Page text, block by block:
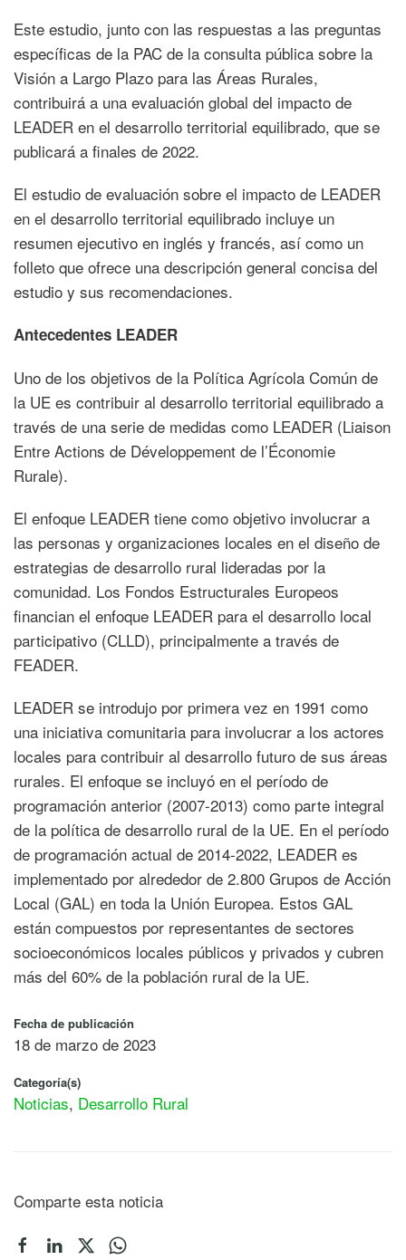
Este estudio, junto con las respuestas a las preguntas
específicas de la PAC de la consulta pública sobre la
Visión a Largo Plazo para las Áreas Rurales,
contribuirá a una evaluación global del impacto de
LEADER en el desarrollo territorial equilibrado, que se
publicará a finales de 2022.
El estudio de evaluación sobre el impacto de LEADER
en el desarrollo territorial equilibrado incluye un
resumen ejecutivo en inglés y francés, así como un
folleto que ofrece una descripción general concisa del
estudio y sus recomendaciones.
Antecedentes LEADER
Uno de los objetivos de la Política Agrícola Común de
la UE es contribuir al desarrollo territorial equilibrado a
través de una serie de medidas como LEADER (Liaison
Entre Actions de Développement de l’Économie
Rurale).
El enfoque LEADER tiene como objetivo involucrar a
las personas y organizaciones locales en el diseño de
estrategias de desarrollo rural lideradas por la
comunidad. Los Fondos Estructurales Europeos
financian el enfoque LEADER para el desarrollo local
participativo (CLLD), principalmente a través de
FEADER.
LEADER se introdujo por primera vez en 1991 como
una iniciativa comunitaria para involucrar a los actores
locales para contribuir al desarrollo futuro de sus áreas
rurales. El enfoque se incluyó en el período de
programación anterior (2007-2013) como parte integral
de la política de desarrollo rural de la UE. En el período
de programación actual de 2014-2022, LEADER es
implementado por alrededor de 2.800 Grupos de Acción
Local (GAL) en toda la Unión Europea. Estos GAL
están compuestos por representantes de sectores
socioeconómicos locales públicos y privados y cubren
más del 60% de la población rural de la UE.
Fecha de publicación
18 de marzo de 2023
Categoría(s)
Noticias, Desarrollo Rural
Comparte esta noticia